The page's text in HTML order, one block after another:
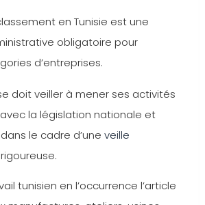
en Tunisie est une
obligatoire pour
d’entreprises.
doit veiller à mener ses activités
la législation nationale et
le cadre d’une veille
rigoureuse.
tunisien en l’occurrence l’article